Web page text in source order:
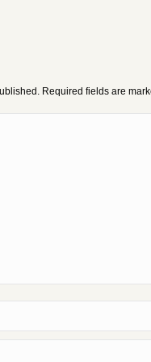
Required fields are